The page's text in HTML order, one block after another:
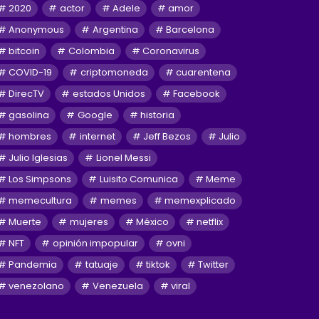
2020 actor Adele
amor
Anonymous
Argentina
Barcelona
bitcoin
Colombia
Coronavirus
COVID-19
criptomoneda
cuarentena
DirecTV
estados Unidos
Facebook
gasolina
Google
historia
hombres
internet Jeff Bezos
Julio
Julio Iglesias
Lionel Messi
Los Simpsons
Luisito Comunica
Meme
memecultura
memes
memexplicado
Muerte
mujeres México
netflix
NFT
opinión impopular
ovni
Pandemia
tatuaje tiktok
Twitter
venezolano
Venezuela viral